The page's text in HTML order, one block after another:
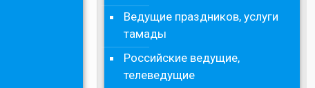
Ведущие праздников, услуги
тамады
Российские ведущие,
телеведущие